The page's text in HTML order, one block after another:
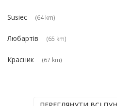
Susiec (64 km)
Любартів (65 km)
Красник (67 km)